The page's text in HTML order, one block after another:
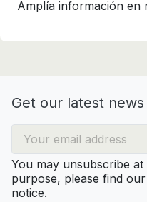
Amplía información en
Get our latest
You may unsubscribe
purpose, please find
notice.